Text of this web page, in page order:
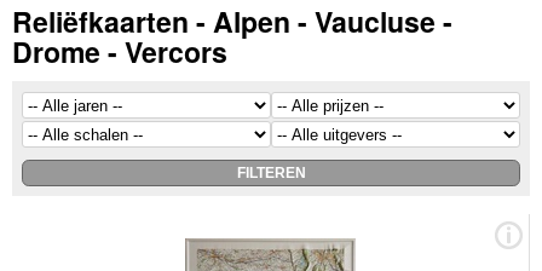
Reliëfkaarten - Alpen - Vaucluse -
Drome - Vercors